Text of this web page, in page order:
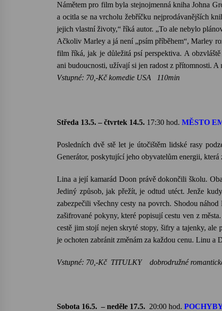
Námětem pro film byla stejnojmenná kniha Johna
a ocitla se na vrcholu žebříčku nejprodávanějších
jejich vlastní životy,“ říká autor. „To ale nebylo
Ačkoliv Marley a já není „psím příběhem“, Marley
film říká, jak je důležitá psí perspektiva. A
ani budoucnosti, užívají si jen radost z přítomnosti. A
Vstupné: 70,-Kč komedie USA 110min
Středa 13.5. – čtvrtek 14.5. 17:30 hod. MĚSTO
Posledních dvě stě let je útočištěm lidské rasy
Generátor, poskytující jeho obyvatelům energii,
Lina a její kamarád Doon právě dokončili školu.
Jediný způsob, jak přežít, je odtud utéct. Jenže
zabezpečili všechny cesty na povrch. Shodou
zašifrované pokyny, které popisují cestu ven z
cestě jim stojí nejen skryté stopy, šifry a tajenky,
je ochoten zabránit změnám za každou cenu. Linu a
Vstupné: 70,-Kč TITULKY dobrodružné
Sobota 16.5. – neděle 17.5. 20:00 hod.